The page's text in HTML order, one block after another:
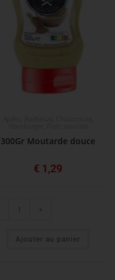
300Gr Moutarde douce
€ 1,29
+
Ajouter au panier